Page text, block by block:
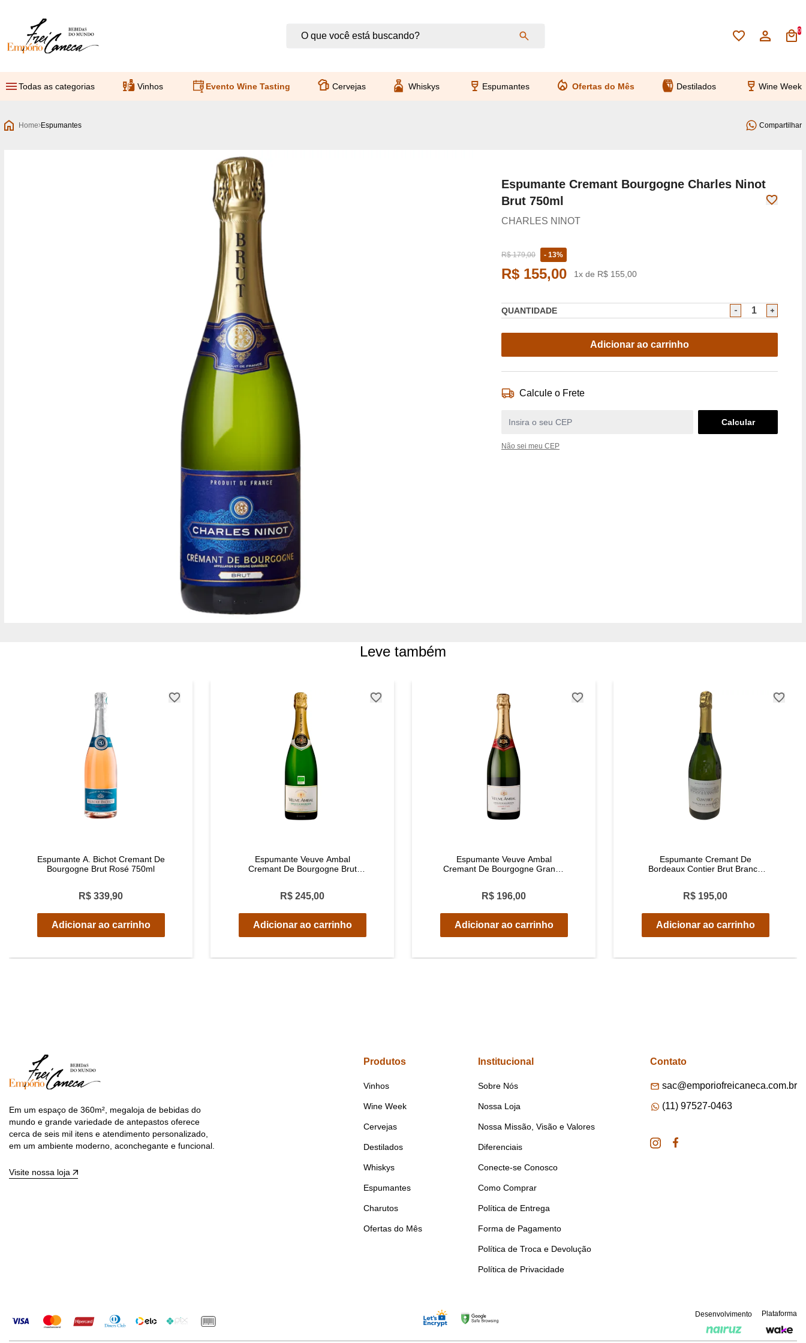
0
Todas as categorias Vinhos Evento Wine Tasting Cervejas Whiskys Espumantes Ofertas do Mês Destilados Wine Week
Home Espumantes Compartilhar
Espumante Cremant Bourgogne Charles Ninot
Brut 750ml
CHARLES NINOT
R$ 179,00 - 13%
R$ 155,00 1x de R$ 155,00
QUANTIDADE
Adicionar ao carrinho
Calcule o Frete
Não sei meu CEP
Leve também
Espumante A. Bichot Cremant De
Bourgogne Brut Rosé 750ml
R$ 339,90
Adicionar ao carrinho
Espumante Veuve Ambal
Cremant De Bourgogne Brut
R$ 245,00
Adicionar ao carrinho
Espumante Veuve Ambal
Cremant De Bourgogne Grande
R$ 196,00
Adicionar ao carrinho
Espumante Cremant De
Bordeaux Contier Brut Branco
R$ 195,00
Adicionar ao carrinho
Em um espaço de 360m², megaloja de bebidas do
mundo e grande variedade de antepastos oferece
cerca de seis mil itens e atendimento personalizado,
em um ambiente moderno, aconchegante e funcional.
Visite nossa loja
Produtos
Vinhos
Wine Week
Cervejas
Destilados
Whiskys
Espumantes
Charutos
Ofertas do Mês
Institucional
Sobre Nós
Nossa Loja
Nossa Missão, Visão e Valores
Diferenciais
Conecte-se Conosco
Como Comprar
Política de Entrega
Forma de Pagamento
Política de Troca e Devolução
Política de Privacidade
Contato
sac@emporiofreicaneca.com.br
(11) 97527-0463
Desenvolvimento Plataforma